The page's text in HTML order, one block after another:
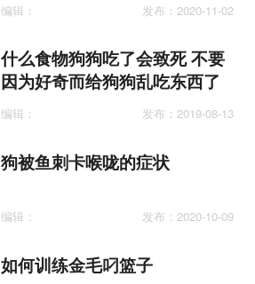
编辑： 发布：2020-11-02
什么食物狗狗吃了会致死 不要
因为好奇而给狗狗乱吃东西了
编辑： 发布：2019-08-13
狗被鱼刺卡喉咙的症状
编辑： 发布：2020-10-09
如何训练金毛叼篮子